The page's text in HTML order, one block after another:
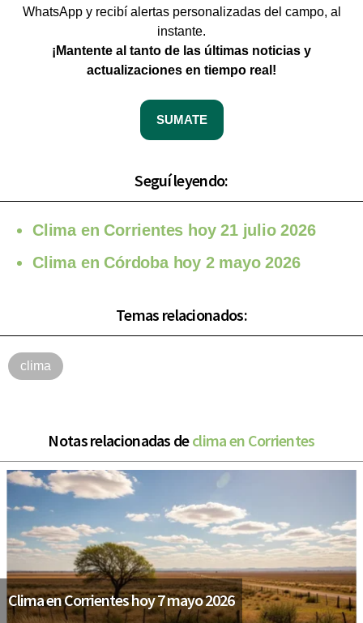
WhatsApp y recibí alertas personalizadas del campo, al
instante.
¡Mantente al tanto de las últimas noticias y
actualizaciones en tiempo real!
SUMATE
Seguí leyendo:
Clima en Corrientes hoy 21 julio 2026
Clima en Córdoba hoy 2 mayo 2026
Temas relacionados:
clima
Notas relacionadas declima en Corrientes
Clima en Corrientes hoy 7 mayo 2026